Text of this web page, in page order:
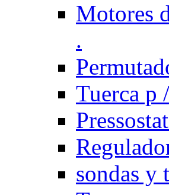
Motores
.
Tuerca p
sondas y